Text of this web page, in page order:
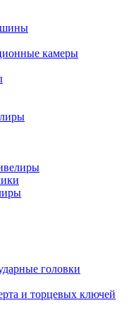
камеры
головки
и торцевых ключей